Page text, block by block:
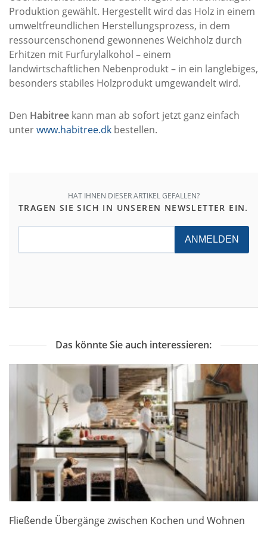
Produktion gewählt. Hergestellt wird das Holz in einem
umweltfreundlichen Herstellungsprozess, in dem
ressourcenschonend gewonnenes Weichholz durch
Erhitzen mit Furfurylalkohol – einem
landwirtschaftlichen Nebenprodukt – in ein langlebiges,
besonders stabiles Holzprodukt umgewandelt wird.
Den Habitree kann man ab sofort jetzt ganz einfach
unterwww.habitree.dk bestellen.
HAT IHNEN DIESER ARTIKEL GEFALLEN?
TRAGEN SIE SICH IN UNSEREN NEWSLETTER EIN.
ANMELDEN
Das könnte Sie auch interessieren:
Fließende Übergänge zwischen Kochen und Wohnen